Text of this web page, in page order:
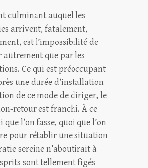
culminant auquel les
arrivent, fatalement,
est l’impossibilité de
autrement que par les
Ce qui est préoccupant
une durée d’installation
de ce mode de diriger, le
retour est franchi. À ce
que l’on fasse, quoi que l’on
pour rétablir une situation
sereine n’aboutirait à
sont tellement figés